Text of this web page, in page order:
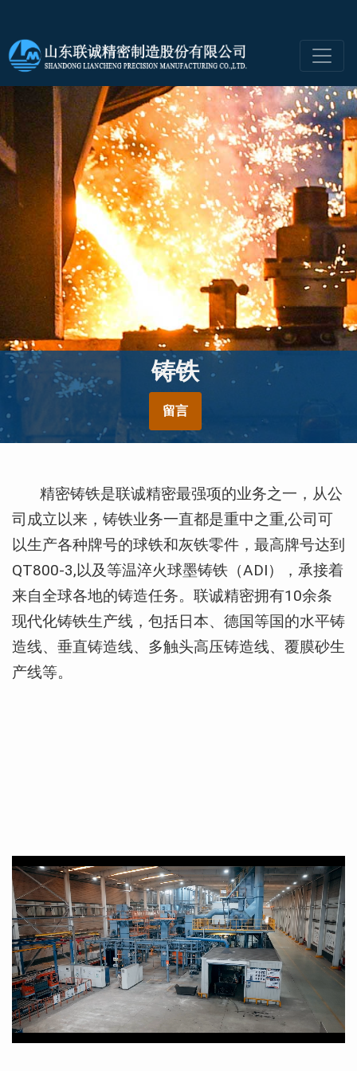
铸铁
留言
精密铸铁是联诚精密最强项的业务之一，从公
司成立以来，铸铁业务一直都是重中之重,公司可
以生产各种牌号的球铁和灰铁零件，最高牌号达到
QT800-3,以及等温淬火球墨铸铁（ADI），承接着
来自全球各地的铸造任务。联诚精密拥有10余条
现代化铸铁生产线，包括日本、德国等国的水平铸
造线、垂直铸造线、多触头高压铸造线、覆膜砂生
产线等。